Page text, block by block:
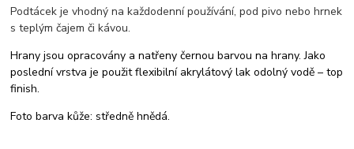
Podtácek je vhodný na každodenní používání, pod pivo nebo hrnek
s teplým čajem či kávou.
Hrany jsou opracovány a natřeny černou barvou na hrany. Jako
poslední vrstva je použit flexibilní akrylátový lak odolný vodě – top
finish.
Foto barva kůže: středně hnědá.